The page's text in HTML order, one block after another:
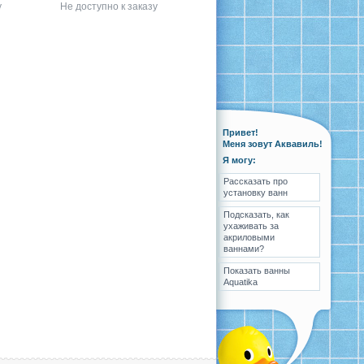
Не доступно к заказу
Привет!
Меня зовут Аквавиль!
Я могу:
Рассказать про
установку ванн
Подсказать, как
ухаживать за
акриловыми
ваннами?
Показать ванны
Aquatika